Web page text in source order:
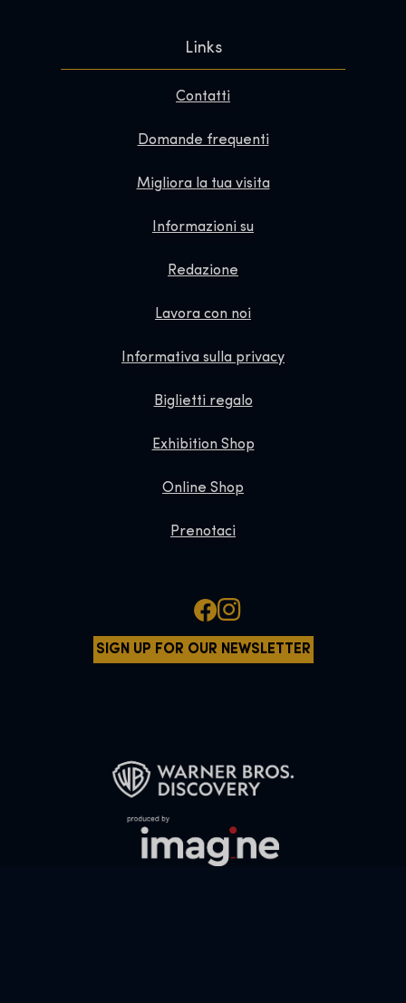
Links
Contatti
Domande frequenti
Migliora la tua visita
Informazioni su
Redazione
Lavora con noi
Informativa sulla privacy
Biglietti regalo
Exhibition Shop
Online Shop
Prenotaci
SIGN UP FOR OUR NEWSLETTER